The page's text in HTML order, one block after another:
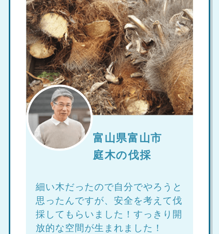
富山県富山市
庭木の伐採
細い木だったので自分でやろうと
思ったんですが、安全を考えて伐
採してもらいました！すっきり開
放的な空間が生まれました！